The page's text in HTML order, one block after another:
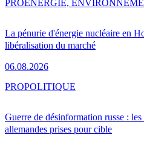
La pénurie d'énergie nucléaire en
libéralisation du marché
06.08.2026
PROENERGIE,
Guerre de désinformation russe :
allemandes prises pour cible
PROPOLITIQUE